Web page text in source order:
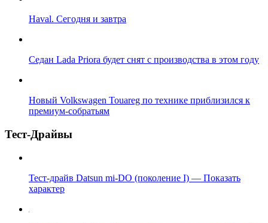
Haval. Сегодня и завтра
Седан Lada Priora будет снят с производства в этом году
Новый Volkswagen Touareg по технике приблизился к
премиум-собратьям
Тест-Драйвы
Тест-драйв Datsun mi-DO (поколение I) — Показать
характер